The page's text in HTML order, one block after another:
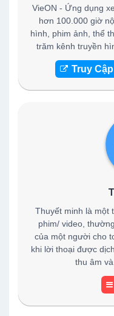
VieON - Ứng dụng
hơn 100.000 giờ
hình, phim ảnh, thể
trăm kênh truyền
Truy
Thuyết minh là một
phim/ video,
của một người cho
khi lời thoại được
thu âm